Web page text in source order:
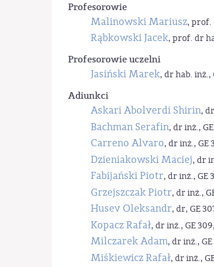
Profesorowie
Malinowski Mariusz, prof.
Rąbkowski Jacek, prof. dr
Profesorowie uczelni
Jasiński Marek, dr hab. inż.,
Adiunkci
Askari Abolverdi Shirin,
Bachman Serafin, dr inż.,
Carreno Alvaro, dr inż., GE
Dzieniakowski Maciej, dr
Fabijański Piotr, dr inż., GE
Grzejszczak Piotr, dr inż.,
Husev Oleksandr, dr, GE
Kopacz Rafał, dr inż., GE
Milczarek Adam, dr inż.,
Miśkiewicz Rafał, dr inż.,